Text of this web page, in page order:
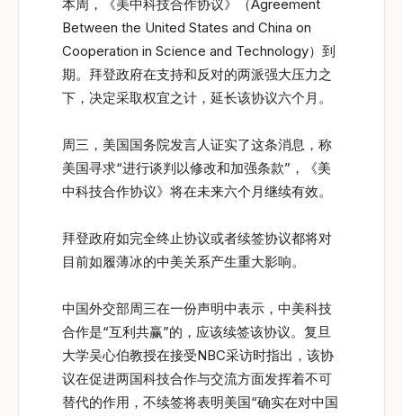
本周，《美中科技合作协议》（Agreement
Between the United States and China on
Cooperation in Science and Technology）到
期。拜登政府在支持和反对的两派强大压力之
下，决定采取权宜之计，延长该协议六个月。
周三，美国国务院发言人证实了这条消息，称
美国寻求“进行谈判以修改和加强条款”，《美
中科技合作协议》将在未来六个月继续有效。
拜登政府如完全终止协议或者续签协议都将对
目前如履薄冰的中美关系产生重大影响。
中国外交部周三在一份声明中表示，中美科技
合作是“互利共赢”的，应该续签该协议。复旦
大学吴心伯教授在接受NBC采访时指出，该协
议在促进两国科技合作与交流方面发挥着不可
替代的作用，不续签将表明美国“确实在对中国